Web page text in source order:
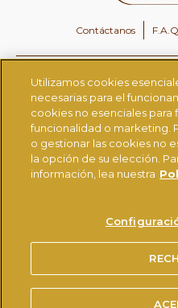
Contáctanos F.A.Q.
Ferrero.es
Ferrero Careers
Nutella.com
MEDIDAS DE SEGURIDAD
POLÍTICA DE COOKIES
Utilizamos cookies
necesarias para el
cookies no esenciales para
funcionalidad o marketing.
o gestionar las cookies no
la opción de su elección.
información, lea nuestra